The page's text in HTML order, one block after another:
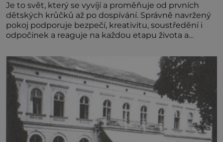
Je to svět, který se vyvíjí a proměňuje od prvních
dětských krůčků až po dospívání. Správně navržený
pokoj podporuje bezpečí, kreativitu, soustředění i
odpočinek a reaguje na každou etapu života a
jednoduchost, měkkost a bezpečí, proto by pokoj
miminka měl působit především klidně a útulně.
Předškolní věk je